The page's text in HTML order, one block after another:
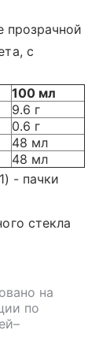
прозрачной
с
100 мл
9.6 г
0.6 г
48 мл
48 мл
- пачки
стекла
на
по